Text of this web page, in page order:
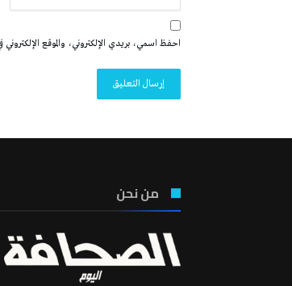
احفظ اسمي، بريدي الإلكتروني، والموقع الإلكتروني
من نحن